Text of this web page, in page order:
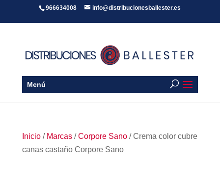
966634008 info@distribucionesballester.es
Menú
Inicio/ Marcas/Corpore Sano/ Crema color cubre
canas castaño Corpore Sano